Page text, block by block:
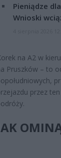
Pieniądze
Wnioski
na A2 w
Pruszków – to
przez